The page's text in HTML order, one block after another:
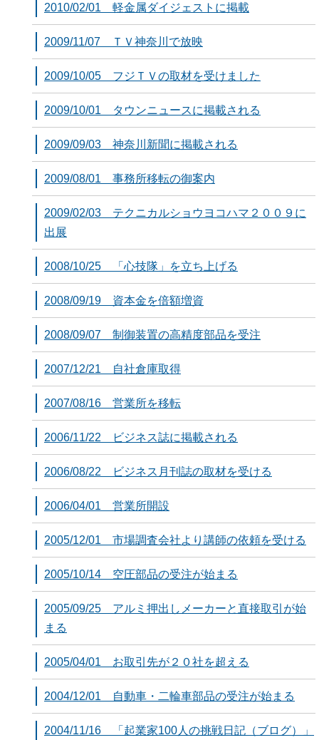
2010/02/01 軽金属ダイジェストに掲載
2009/11/07 ＴＶ神奈川で放映
2009/10/05 フジＴＶの取材を受けました
2009/10/01 タウンニュースに掲載される
2009/09/03 神奈川新聞に掲載される
2009/08/01 事務所移転の御案内
2009/02/03 テクニカルショウヨコハマ２００９に
出展
2008/10/25 「心技隊」を立ち上げる
2008/09/19 資本金を倍額増資
2008/09/07 制御装置の高精度部品を受注
2007/12/21 自社倉庫取得
2007/08/16 営業所を移転
2006/11/22 ビジネス誌に掲載される
2006/08/22 ビジネス月刊誌の取材を受ける
2006/04/01 営業所開設
2005/12/01 市場調査会社より講師の依頼を受ける
2005/10/14 空圧部品の受注が始まる
2005/09/25 アルミ押出しメーカーと直接取引が始
まる
2005/04/01 お取引先が２０社を超える
2004/12/01 自動車・二輪車部品の受注が始まる
2004/11/16 「起業家100人の挑戦日記（ブログ）」